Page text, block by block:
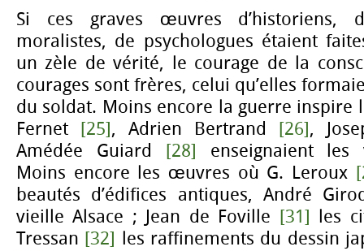
Si ces graves œuvres d’historiens,
moralistes, de psychologues étaient
un zèle de vérité, le courage de la
courages sont frères, celui qu’elles
du soldat. Moins encore la guerre inspire
Fernet [25], Adrien Bertrand [26],
Amédée Guiard [28] enseignaient les
Moins encore les œuvres où G. Leroux
beautés d’édifices antiques, André
vieille Alsace ; Jean de Foville [31] les
Tressan [32] les raffinements du dessin